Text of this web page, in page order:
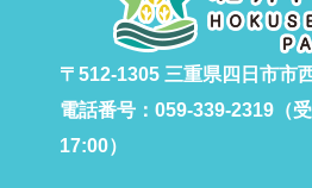
〒512-1305 三重県四日市市
電話番号：059-339-2319（
17:00）